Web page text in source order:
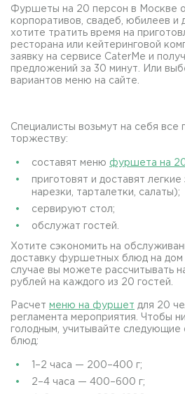
Фуршеты на 20 персон в Москве
корпоративов, свадеб, юбилеев и
хотите тратить время на
ресторана или кейтеринговой
заявку на сервисе CaterMe и
предложений за 30 минут. Или
вариантов меню на сайте.
Специалисты возьмут на себя все
торжеству:
составят меню фуршета на
приготовят и доставят легкие
нарезки, тарталетки, салаты);
сервируют стол;
обслужат гостей.
Хотите сэкономить на
доставку фуршетных блюд на дом
случае вы можете рассчитывать
рублей на каждого из 20 гостей.
Расчет меню на фуршет для 20
регламента мероприятия. Чтобы
голодным, учитывайте следующие
блюд:
1–2 часа — 200–400 г;
2–4 часа — 400–600 г;